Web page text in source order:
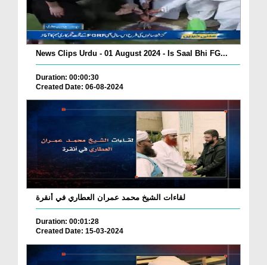
News Clips Urdu - 01 August 2024 - Is Saal Bhi FG...
Duration: 00:00:30
Created Date: 06-08-2024
لقاءات الشيخ محمد عمران العطاري في أنقرة
Duration: 00:01:28
Created Date: 15-03-2024